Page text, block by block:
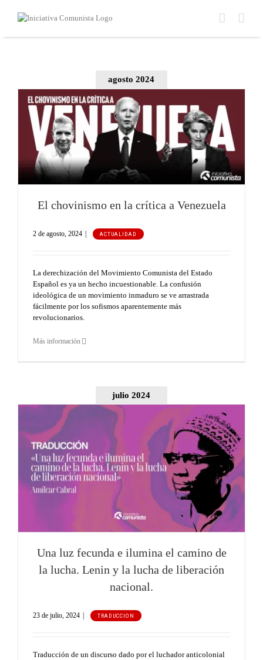
agosto 2024
El chovinismo en la crítica a Venezuela
2 de agosto, 2024 | ACTUALIDAD
La derechización del Movimiento Comunista del Estado
Español es ya un hecho incuestionable. La confusión
ideológica de un movimiento inmaduro se ve arrastrada
fácilmente por los sofismos aparentemente más
revolucionarios.
Más información
julio 2024
Una luz fecunda e ilumina el camino de
la lucha. Lenin y la lucha de liberación
nacional.
23 de julio, 2024 TRADUCCION
Traducción de un discurso dado por el luchador anticolonial